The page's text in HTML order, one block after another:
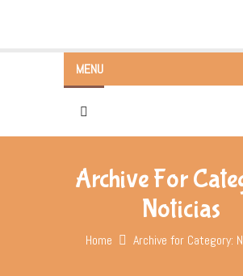
MENU
Archive For
Noticias
Home Archive for Category: